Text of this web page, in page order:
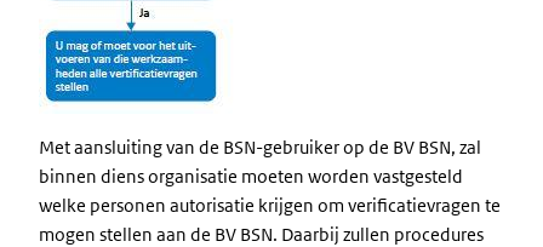
Met aansluiting van de BSN-gebruiker op de BV BSN, zal
binnen diens organisatie moeten worden vastgesteld
welke personen autorisatie krijgen om verificatievragen te
mogen stellen aan de BV BSN. Daarbij zullen procedures